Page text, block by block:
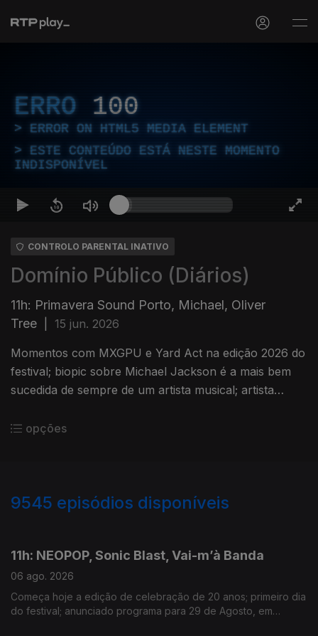
ERRO 100
ERROR ON HTML5 MEDIA ELEMENT
ESTE CONTEÚDO ESTÁ NESTE MOMENTO
INDISPONÍVEL
CONTROLO PARENTAL INATIVO
Domínio Público (Diários)
11h: Primavera Sound Porto, Michael, Oliver
Tree
15 jun. 2026
Momentos com MXGPU e Yard Act na edição 2026 do
festival; biopic sobre Michael Jackson é a mais bem
sucedida de sempre de um artista musical; artista
opções
9545 episódios disponíveis
11h: NEOPOP, Sonic Blast, Vai-m’à Banda
06 ago. 2026
Começa hoje a edição de celebração de 20 anos; primeiro dia
do festival; anunciado programa para 29 de Agosto, em